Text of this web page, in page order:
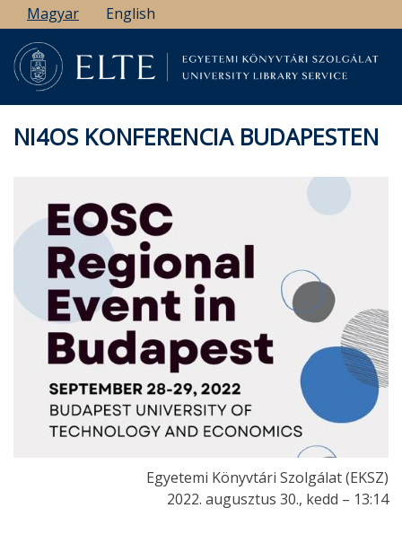
Ugrás
a
tartalomra
Magyar English
NI4OS KONFERENCIA BUDAPESTEN
Egyetemi Könyvtári Szolgálat (EKSZ)
2022. augusztus 30., kedd – 13:14